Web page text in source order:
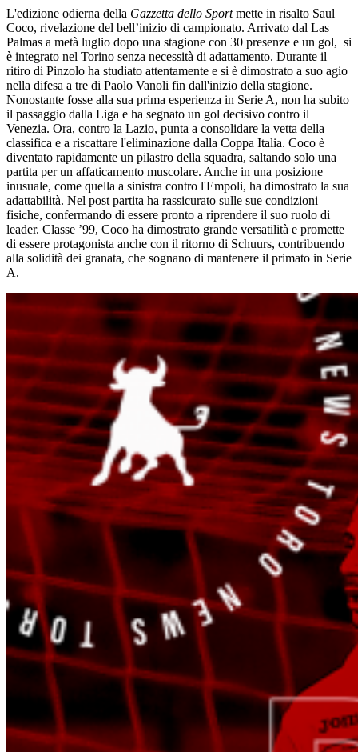
L'edizione odierna della Gazzetta dello Sportmette in risalto Saul
Coco, rivelazione del bell’inizio di campionato. Arrivato dal Las
Palmas a metà luglio dopo una stagione con 30 presenze e un gol, si
è integrato nel Torino senza necessità di adattamento. Durante il
ritiro di Pinzolo ha studiato attentamente e si è dimostrato a suo agio
nella difesa a tre di Paolo Vanoli fin dall'inizio della stagione.
Nonostante fosse alla sua prima esperienza in Serie A, non ha subito
il passaggio dalla Liga e ha segnato un gol decisivo contro il
Venezia. Ora, contro la Lazio, punta a consolidare la vetta della
classifica e a riscattare l'eliminazione dalla Coppa Italia. Coco è
diventato rapidamente un pilastro della squadra, saltando solo una
partita per un affaticamento muscolare. Anche in una posizione
inusuale, come quella a sinistra contro l'Empoli, ha dimostrato la sua
adattabilità. Nel post partita ha rassicurato sulle sue condizioni
fisiche, confermando di essere pronto a riprendere il suo ruolo di
leader. Classe ’99, Coco ha dimostrato grande versatilità e promette
di essere protagonista anche con il ritorno di Schuurs, contribuendo
alla solidità dei granata, che sognano di mantenere il primato in Serie
A.